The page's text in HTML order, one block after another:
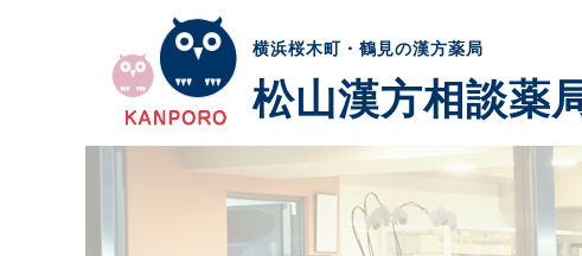
横浜桜木町・鶴見の漢方薬局
松山漢方相談薬